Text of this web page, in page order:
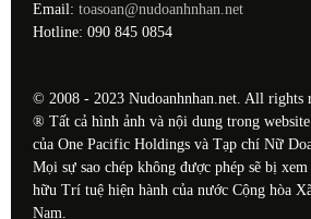
Email: toasoan@nudoanhnhan.net
Hotline: 090 845 0854
© 2008 - 2023 Nudoanhnhan.net. All rights
® Tất cả hình ảnh và nội dung trong
của One Pacific Holdings và Tạp chí Nữ
Mọi sự sao chép không được phép sẽ bị
hữu Trí tuệ hiện hành của nước Cộng hòa
Nam.